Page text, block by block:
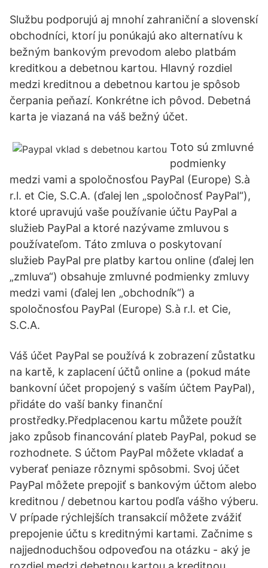
Službu podporujú aj mnohí zahraniční a slovenskí
obchodníci, ktorí ju ponúkajú ako alternatívu k
bežným bankovým prevodom alebo platbám
kreditkou a debetnou kartou. Hlavný rozdiel
medzi kreditnou a debetnou kartou je spôsob
čerpania peňazí. Konkrétne ich pôvod. Debetná
karta je viazaná na váš bežný účet.
Toto sú zmluvné
podmienky
medzi vami a spoločnosťou PayPal (Europe) S.à
r.l. et Cie, S.C.A. (ďalej len „spoločnosť PayPal“),
ktoré upravujú vaše používanie účtu PayPal a
služieb PayPal a ktoré nazývame zmluvou s
používateľom. Táto zmluva o poskytovaní
služieb PayPal pre platby kartou online (ďalej len
„zmluva“) obsahuje zmluvné podmienky zmluvy
medzi vami (ďalej len „obchodník“) a
spoločnosťou PayPal (Europe) S.à r.l. et Cie,
S.C.A.
Váš účet PayPal se používá k zobrazení zůstatku
na kartě, k zaplacení účtů online a (pokud máte
bankovní účet propojený s vaším účtem PayPal),
přidáte do vaší banky finanční
prostředky.Předplacenou kartu můžete použít
jako způsob financování plateb PayPal, pokud se
rozhodnete. S účtom PayPal môžete vkladať a
vyberať peniaze rôznymi spôsobmi. Svoj účet
PayPal môžete prepojiť s bankovým účtom alebo
kreditnou / debetnou kartou podľa vášho výberu.
V prípade rýchlejších transakcií môžete zvážiť
prepojenie účtu s kreditnými kartami. Začnime s
najjednoduchšou odpoveďou na otázku - aký je